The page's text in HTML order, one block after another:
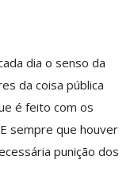
dia o senso da
da coisa pública
é feito com os
sempre que houver
punição dos